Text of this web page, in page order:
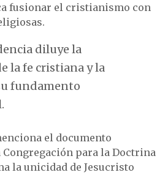
fusionar el cristianismo con
diluye la
la fe cristiana y la
fundamento
el documento
para la Doctrina
la unicidad de Jesucristo